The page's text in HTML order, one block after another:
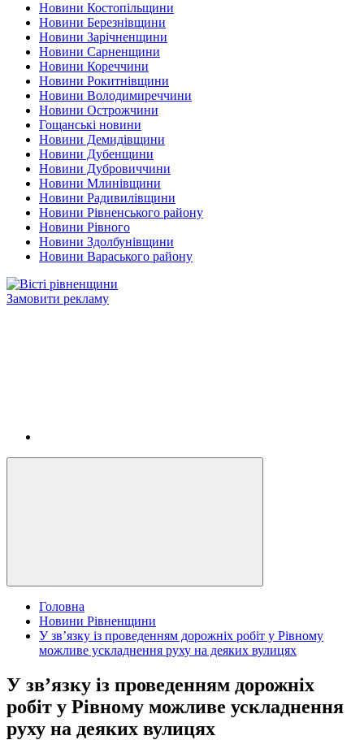
Новини Костопільщини
Новини Березнівщини
Новини Зарічненщини
Новини Сарненщини
Новини Кореччини
Новини Рокитнівщини
Новини Володимиреччини
Новини Острожчини
Гощанські новини
Новини Демидівщини
Новини Дубенщини
Новини Дубровиччини
Новини Млинівщини
Новини Радивилівщини
Новини Рівненського району
Новини Рівного
Новини Здолбунівщини
Новини Вараського району
Замовити рекламу
Головна
Новини Рівненщини
У зв’язку із проведенням дорожніх робіт у Рівному
можливе ускладнення руху на деяких вулицях
У зв’язку із проведенням дорожніх
робіт у Рівному можливе ускладнення
руху на деяких вулицях